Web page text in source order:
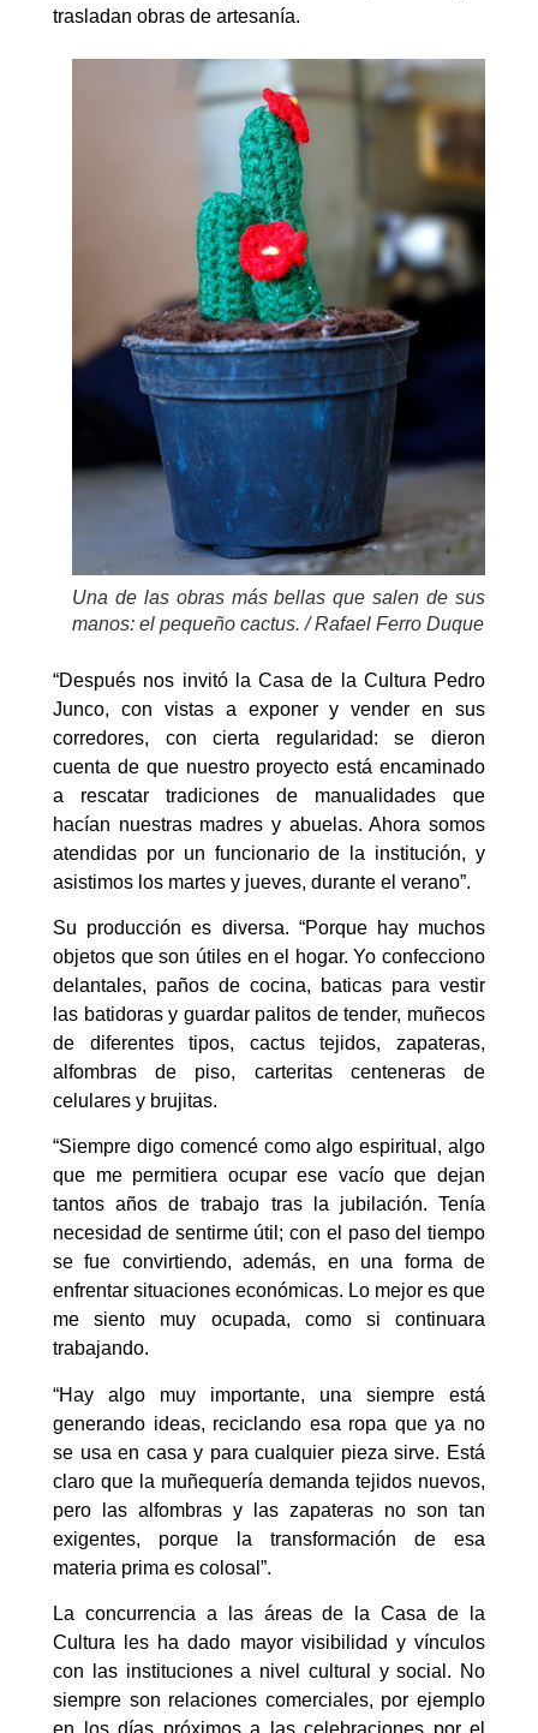
trasladan obras de artesanía.
Una de las obras más bellas que salen de sus
manos: el pequeño cactus. / Rafael Ferro Duque
“Después nos invitó la Casa de la Cultura Pedro
Junco, con vistas a exponer y vender en sus
corredores, con cierta regularidad: se dieron
cuenta de que nuestro proyecto está encaminado
a rescatar tradiciones de manualidades que
hacían nuestras madres y abuelas. Ahora somos
atendidas por un funcionario de la institución, y
asistimos los martes y jueves, durante el verano”.
Su producción es diversa. “Porque hay muchos
objetos que son útiles en el hogar. Yo confecciono
delantales, paños de cocina, baticas para vestir
las batidoras y guardar palitos de tender, muñecos
de diferentes tipos, cactus tejidos, zapateras,
alfombras de piso, carteritas centeneras de
celulares y brujitas.
“Siempre digo comencé como algo espiritual, algo
que me permitiera ocupar ese vacío que dejan
tantos años de trabajo tras la jubilación. Tenía
necesidad de sentirme útil; con el paso del tiempo
se fue convirtiendo, además, en una forma de
enfrentar situaciones económicas. Lo mejor es que
me siento muy ocupada, como si continuara
trabajando.
“Hay algo muy importante, una siempre está
generando ideas, reciclando esa ropa que ya no
se usa en casa y para cualquier pieza sirve. Está
claro que la muñequería demanda tejidos nuevos,
pero las alfombras y las zapateras no son tan
exigentes, porque la transformación de esa
materia prima es colosal”.
La concurrencia a las áreas de la Casa de la
Cultura les ha dado mayor visibilidad y vínculos
con las instituciones a nivel cultural y social. No
siempre son relaciones comerciales, por ejemplo